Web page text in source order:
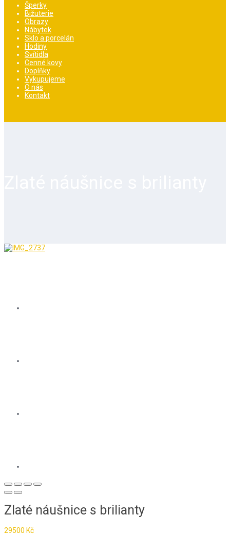
Šperky
Bižuterie
Obrazy
Nábytek
Sklo a porcelán
Hodiny
Svítidla
Cenné kovy
Doplňky
Vykupujeme
O nás
Kontakt
Zlaté náušnice s brilianty
29500 Kč